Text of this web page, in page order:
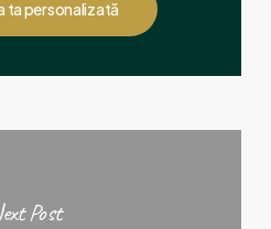
ta personalizată
Post